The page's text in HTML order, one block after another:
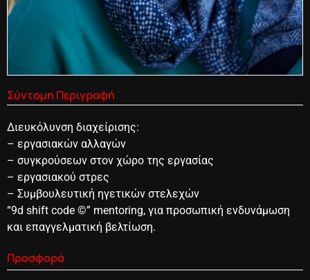
Σύντομη Περιγραφή
Διευκόλυνση διαχείρισης:
– εργασιακών αλλαγών
– συγκρούσεων στον χώρο της εργασίας
– εργασιακού στρες
– Συμβουλευτική ηγετικών στελεχών
“9d shift code ©” mentoring, για προσωπική ενδυνάμωση
και επαγγελματική βελτίωση.
Προσφορά